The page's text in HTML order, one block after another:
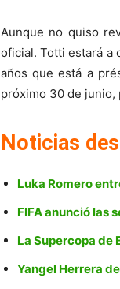
Aunque no quiso
oficial. Totti estará a
años que está a
próximo 30 de junio,
Noticias
Luka Romero
FIFA anunció las
La Supercopa de
Yangel Herrera